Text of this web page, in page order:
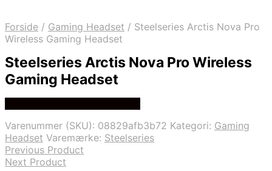
Forside / Gaming Headset / Steelseries Arctis Nova Pro
Wireless Gaming Headset
Steelseries Arctis Nova Pro Wireless
Gaming Headset
Varenummer (SKU): 08829afb3b72 Kategori: Gaming
Headset Varemærke: Steelseries
Previous Product
Next Product